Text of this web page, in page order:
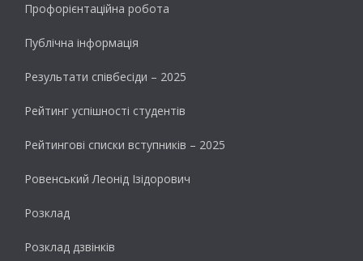
Профорієнтаційна робота
Публічна інформація
Результати cпівбесіди – 2025
Рейтинг успішності студентів
Рейтингові списки вступників – 2025
Ровенський Леонід Ізідорович
Розклад
Розклад дзвінків